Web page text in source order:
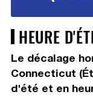
HEURE
Le décalage
Connecticut
d'été et en